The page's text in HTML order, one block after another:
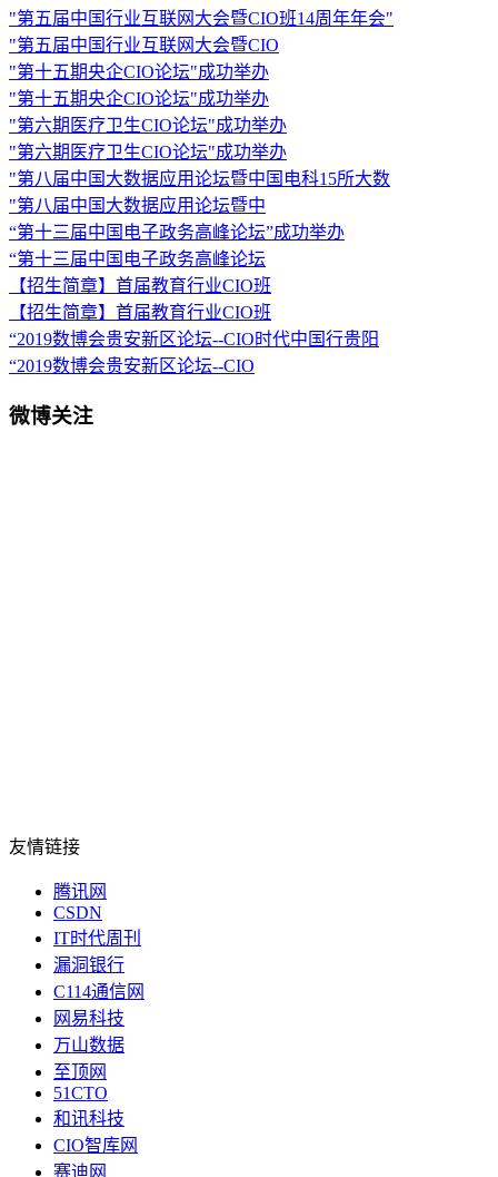
"第五届中国行业互联网大会暨CIO班14周年年会"
"第五届中国行业互联网大会暨CIO
"第十五期央企CIO论坛"成功举办
"第十五期央企CIO论坛"成功举办
"第六期医疗卫生CIO论坛"成功举办
"第六期医疗卫生CIO论坛"成功举办
"第八届中国大数据应用论坛暨中国电科15所大数
"第八届中国大数据应用论坛暨中
“第十三届中国电子政务高峰论坛”成功举办
“第十三届中国电子政务高峰论坛
【招生简章】首届教育行业CIO班
【招生简章】首届教育行业CIO班
“2019数博会贵安新区论坛--CIO时代中国行贵阳
“2019数博会贵安新区论坛--CIO
微博关注
友情链接
腾讯网
CSDN
IT时代周刊
漏洞银行
C114通信网
网易科技
万山数据
至顶网
51CTO
和讯科技
CIO智库网
赛迪网